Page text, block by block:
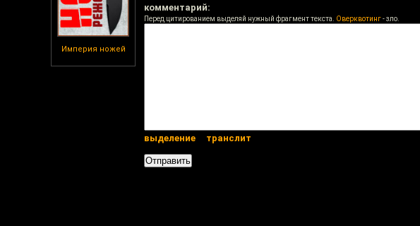
Империя ножей
комментарий:
Перед цитированием выделяй нужный фрагмент текста. Оверквотинг- зло.
выделение транслит